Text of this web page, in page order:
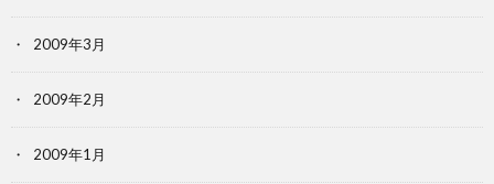
2009年3月
2009年2月
2009年1月